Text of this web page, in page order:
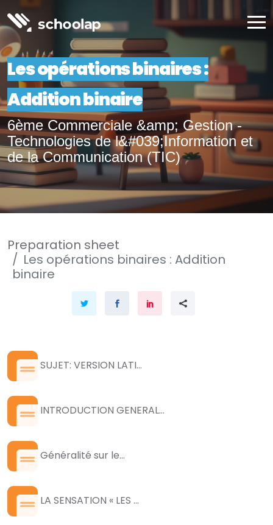
Les opérations binaires :
Addition binaire
6ème Commerciale &amp; Gestion -
Technologies de l&#039;Information et
de la Communication (TIC)
Preparation sheet
Les opérations binaires : Addition
binaire
SUJET: VERSION LATI...
INTRODUCTION GENERAL...
Généralité sur le...
LA SENSATION « LES ...